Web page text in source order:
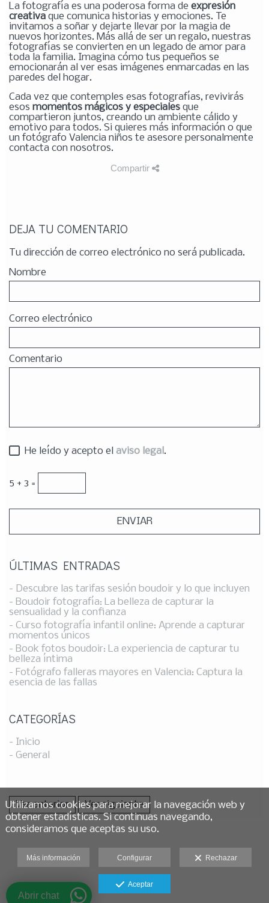
La fotografía es una poderosa forma de expresión
creativa que comunica historias y emociones. Te
invitamos a soñar y dejarte llevar por la magia de
nuevos horizontes. Más allá de ser un regalo, nuestras
fotografías se convierten en un legado de amor para
toda la familia. Imagina cómo tus pequeños se
emocionarán al ver esas imágenes enmarcadas en las
paredes del hogar.
Cada vez que contemples esas fotografías, revivirás
esos momentos mágicos y especiales que
compartieron juntos, creando un ambiente cálido y
emotivo para todos. Si quieres más información o que
un fotógrafo Valencia niños te asesore personalmente
contacta con nosotros.
Compartir
DEJA TU COMENTARIO
Tu dirección de correo electrónico no será publicada.
Nombre
Correo electrónico
Comentario
He leído y acepto el aviso legal .
5 + 3 =
ÚLTIMAS ENTRADAS
- Descubre las tarifas sesión boudoir y lo que incluyen
- Boudoir fotografía: La belleza de capturar la
sensualidad y la confianza
- Curso fotografía infantil online: Aprende a capturar
momentos únicos
- Book fotos boudoir: La experiencia de capturar tu
belleza íntima
- Fotógrafo falleras mayores en Valencia: Captura la
esencia de las fallas
CATEGORÍAS
- Inicio
- General
Ver anterior Ver siguiente
Utilizamos cookies para mejorar la navegación web y
obtener estadísticas. Si continuas navegando,
consideramos que aceptas su uso.
Más información Configurar Rechazar
Aceptar
Abrir chat